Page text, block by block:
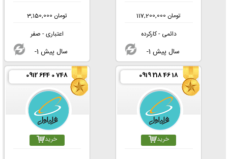
117,200,000 تومان
دائمی - کارکرده
-1 سال پیش
3,150,000 تومان
اعتباری - صفر
-1 سال پیش
0919 218 46 18
خرید
0912 644 0 748
خرید